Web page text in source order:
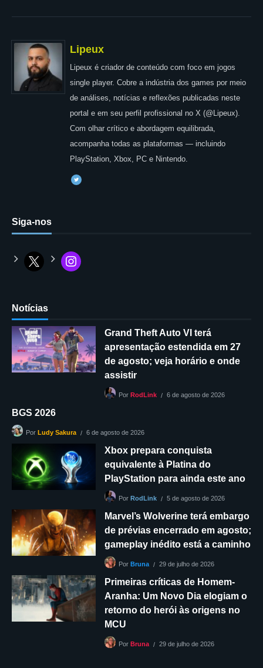
Lipeux
Lipeux é criador de conteúdo com foco em jogos
single player. Cobre a indústria dos games por meio
de análises, notícias e reflexões publicadas neste
portal e em seu perfil profissional no X (@Lipeux).
Com olhar crítico e abordagem equilibrada,
acompanha todas as plataformas — incluindo
PlayStation, Xbox, PC e Nintendo.
Siga-nos
Notícias
Grand Theft Auto VI terá
apresentação estendida em 27
de agosto; veja horário e onde
assistir
Por RodLink 6 de agosto de 2026
BGS 2026
Por Ludy Sakura 6 de agosto de 2026
Xbox prepara conquista
equivalente à Platina do
PlayStation para ainda este ano
Por RodLink 5 de agosto de 2026
Marvel’s Wolverine terá embargo
de prévias encerrado em agosto;
gameplay inédito está a caminho
Por Bruna 29 de julho de 2026
Primeiras críticas de Homem-
Aranha: Um Novo Dia elogiam o
retorno do herói às origens no
MCU
Por Bruna 29 de julho de 2026